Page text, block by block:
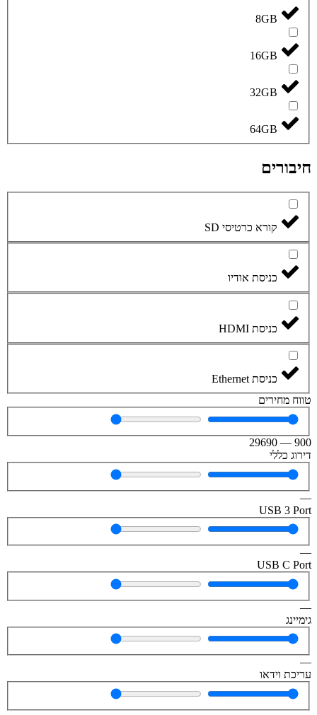
8GB
16GB
32GB
64GB
חיבורים
קורא כרטיסי SD
כניסת אודיו
כניסת HDMI
כניסת Ethernet
טווח מחירים
900
—
29690
דירוג כללי
—
USB 3 Port
—
USB C Port
—
גימיינג
—
עריכת וידאו